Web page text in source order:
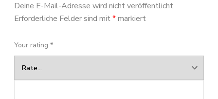
Deine E-Mail-Adresse wird nicht veröffentlicht.
Erforderliche Felder sind mit*markiert
Your rating *